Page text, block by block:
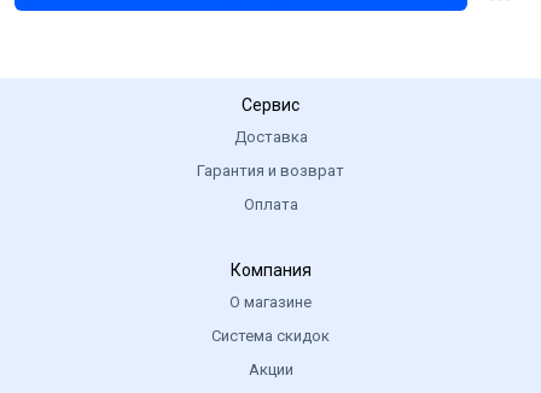
Сервис
Доставка
Гарантия и возврат
Оплата
Компания
О магазине
Система скидок
Акции